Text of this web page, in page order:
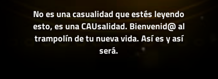
No es una casualidad que estés leyendo
esto, es una CAUsalidad. Bienvenid@ al
trampolín de tu nueva vida. Así es y así
será.